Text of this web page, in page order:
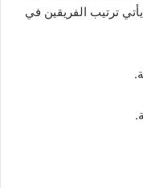
في الجولة 22 بتاريخ اليوم 17 يناير 2026 يأتي ترتيب الفريقين في